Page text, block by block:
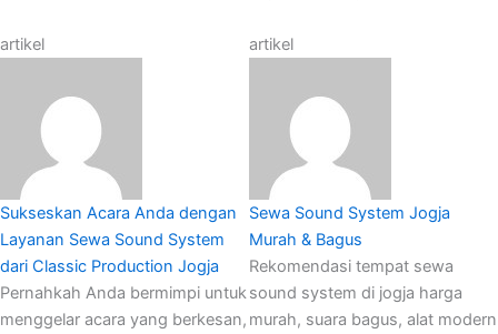
artikel
Sukseskan Acara Anda dengan
Layanan Sewa Sound System
dari Classic Production Jogja
Pernahkah Anda bermimpi untuk
menggelar acara yang berkesan,
artikel
Sewa Sound System Jogja
Murah & Bagus
Rekomendasi tempat sewa
sound system di jogja harga
murah, suara bagus, alat modern